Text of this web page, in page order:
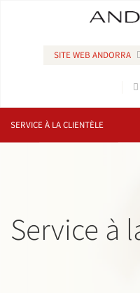
SITE WEB ANDORRA
SERVICE À LA CLIENTÈLE
Service à